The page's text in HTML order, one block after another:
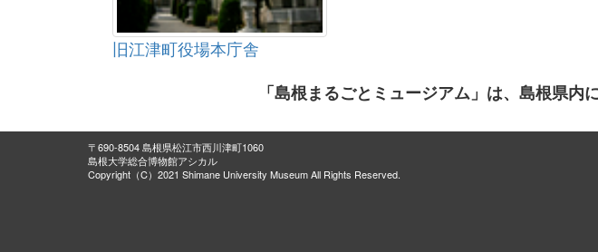
旧江津町役場本庁舎
「島根まるごとミュージアム」は、島根県内
〒690-8504 島根県松江市西川津町1060
島根大学総合博物館アシカル
Copyright（C）2021 Shimane University Museum All Rights Reserved.